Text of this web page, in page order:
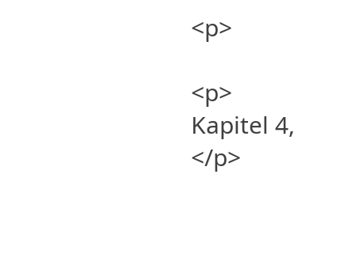
<p>
<p>
Kapitel 4,
</p>